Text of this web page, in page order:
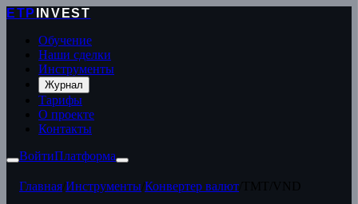
ETP
INVEST
Обучение
Наши сделки
Инструменты
Журнал
Тарифы
О проекте
Контакты
ВойтиПлатформа
Главная Инструменты Конвертер валют